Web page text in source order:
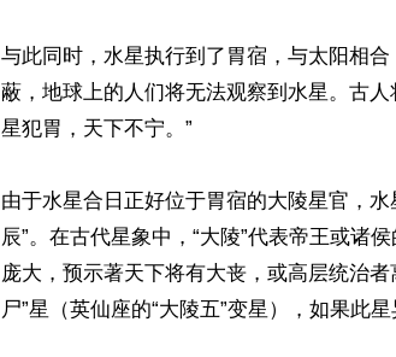
与此同时，水星执行到了胃宿，与太阳相
蔽，地球上的人们将无法观察到水星。古
星犯胃，天下不宁。”
由于水星合日正好位于胃宿的大陵星官，
辰”。在古代星象中，“大陵”代表帝王或诸
庞大，预示著天下将有大丧，或高层统治
尸”星（英仙座的“大陵五”变星），如果此